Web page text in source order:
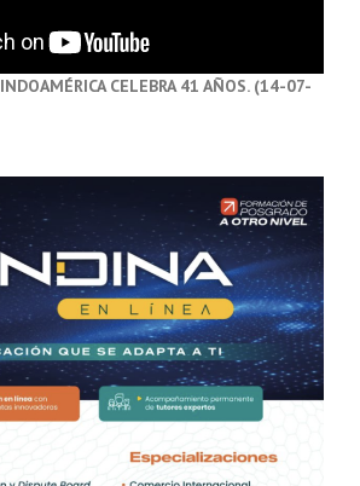
INDOAMÉRICA CELEBRA 41 AÑOS. (14-07-